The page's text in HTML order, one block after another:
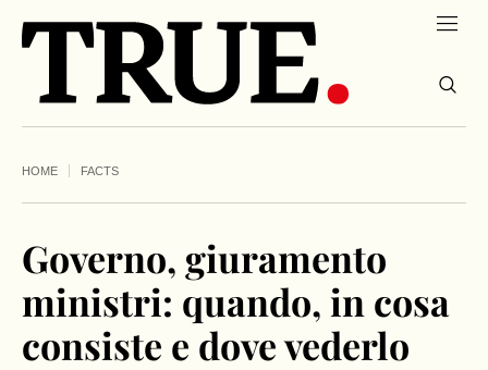
HOME FACTS
Governo, giuramento
ministri: quando, in cosa
consiste e dove vederlo